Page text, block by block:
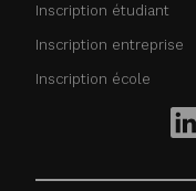
Inscription étudiant
Inscription entreprise
Inscription école